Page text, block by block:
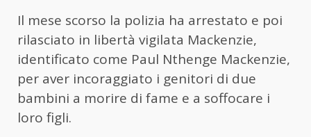
Il mese scorso la polizia ha arrestato e poi
rilasciato in libertà vigilata Mackenzie,
identificato come Paul Nthenge Mackenzie,
per aver incoraggiato i genitori di due
bambini a morire di fame e a soffocare i
loro figli.